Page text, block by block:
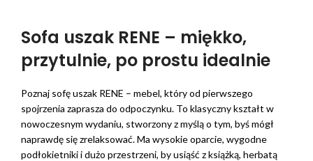
Sofa uszak RENE – miękko,
przytulnie, po prostu idealnie
Poznaj sofę uszak RENE – mebel, który od pierwszego
spojrzenia zaprasza do odpoczynku. To klasyczny kształt w
nowoczesnym wydaniu, stworzony z myślą o tym, byś mógł
naprawdę się zrelaksować. Ma wysokie oparcie, wygodne
podłokietniki i dużo przestrzeni, by usiąść z książką, herbatą